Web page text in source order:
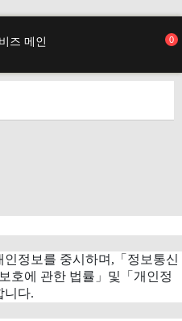
0
인정보를 중시하며,「정보통신
호에 관한 법률」및「개인정
니다.